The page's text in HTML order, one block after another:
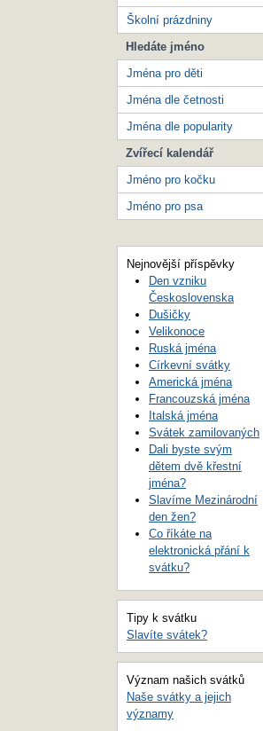
Školní prázdniny
Hledáte jméno
Jména pro děti
Jména dle četnosti
Jména dle popularity
Zvířecí kalendář
Jméno pro kočku
Jméno pro psa
Nejnovější příspěvky
Den vzniku
Československa
Dušičky
Velikonoce
Ruská jména
Církevní svátky
Americká jména
Francouzská jména
Italská jména
Svátek zamilovaných
Dali byste svým
dětem dvě křestní
jména?
Slavíme Mezinárodní
den žen?
Co říkáte na
elektronická přání k
svátku?
Tipy k svátku
Slavíte svátek?
Význam našich svátků
Naše svátky a jejich
významy